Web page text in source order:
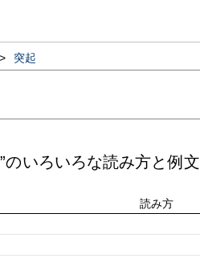
> 突起
のいろいろな読み方と例文
読み方